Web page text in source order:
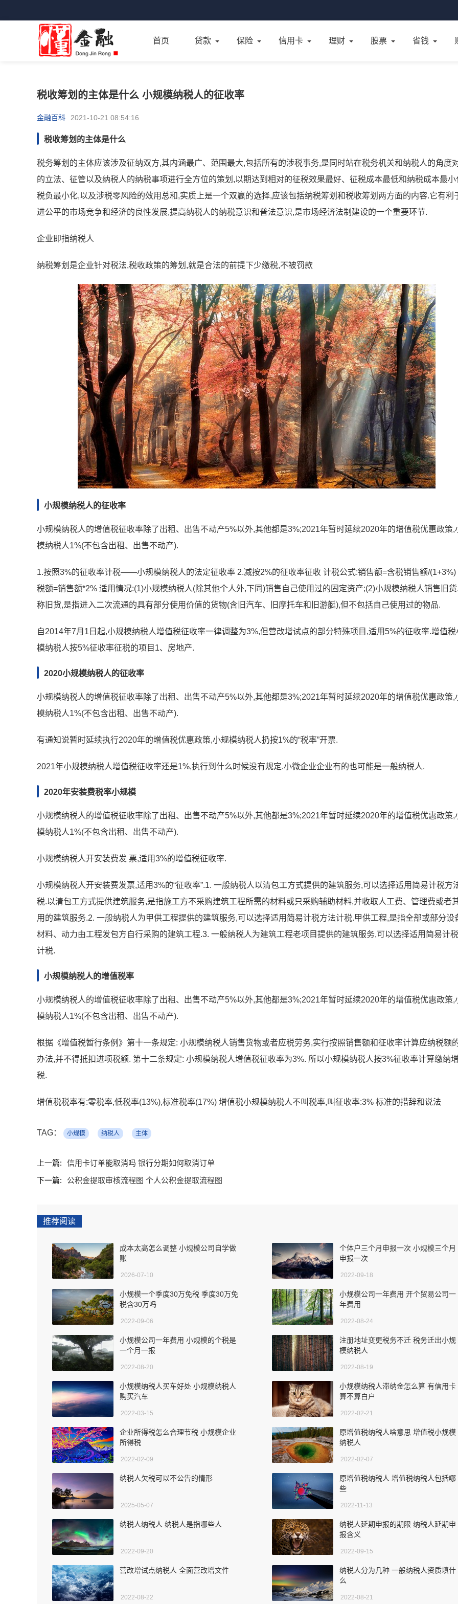
首页 贷款 保险 信用卡 理财 股票 省钱
税收筹划的主体是什么 小规模纳税人的征收率
金融百科 2021-10-21 08:54:16
税收筹划的主体是什么
税务筹划的主体应该涉及征纳双方,其内涵最广、范围最大,包括所有的涉税事务,是同时站在税务机关和纳税人的角度
的立法、征管以及纳税人的纳税事项进行全方位的策划,以期达到相对的征税效果最好、征税成本最低和纳税成本最小
税负最小化,以及涉税零风险的效用总和,实质上是一个双赢的选择,应该包括纳税筹划和税收筹划两方面的内容.它有利
进公平的市场竞争和经济的良性发展,提高纳税人的纳税意识和普法意识,是市场经济法制建设的一个重要环节.
企业即指纳税人
纳税筹划是企业针对税法,税收政策的筹划,就是合法的前提下少缴税,不被罚款
小规模纳税人的征收率
小规模纳税人的增值税征收率除了出租、出售不动产5%以外,其他都是3%;2021年暂时延续2020年的增值税优惠政策,
模纳税人1%(不包含出租、出售不动产).
1.按照3%的征收率计税——小规模纳税人的法定征收率 2.减按2%的征收率征收 计税公式:销售额=含税销售额/(1+3%)
税额=销售额*2% 适用情况:(1)小规模纳税人(除其他个人外,下同)销售自己使用过的固定资产;(2)小规模纳税人销售旧
称旧货,是指进入二次流通的具有部分使用价值的货物(含旧汽车、旧摩托车和旧游艇),但不包括自己使用过的物品.
自2014年7月1日起,小规模纳税人增值税征收率一律调整为3%,但营改增试点的部分特殊项目,适用5%的征收率.增值税
模纳税人按5%征收率征税的项目1、房地产.
2020小规模纳税人的征收率
小规模纳税人的增值税征收率除了出租、出售不动产5%以外,其他都是3%;2021年暂时延续2020年的增值税优惠政策,
模纳税人1%(不包含出租、出售不动产).
有通知说暂时延续执行2020年的增值税优惠政策,小规模纳税人扔按1%的“税率”开票.
2021年小规模纳税人增值税征收率还是1%,执行到什么时候没有规定.小微企业企业有的也可能是一般纳税人.
2020年安装费税率小规模
小规模纳税人的增值税征收率除了出租、出售不动产5%以外,其他都是3%;2021年暂时延续2020年的增值税优惠政策,
模纳税人1%(不包含出租、出售不动产).
小规模纳税人开安装费发 票,适用3%的增值税征收率.
小规模纳税人开安装费发票,适用3%的“征收率”.1. 一般纳税人以清包工方式提供的建筑服务,可以选择适用简易计税方
税.以清包工方式提供建筑服务,是指施工方不采购建筑工程所需的材料或只采购辅助材料,并收取人工费、管理费或者
用的建筑服务.2. 一般纳税人为甲供工程提供的建筑服务,可以选择适用简易计税方法计税.甲供工程,是指全部或部分设
材料、动力由工程发包方自行采购的建筑工程.3. 一般纳税人为建筑工程老项目提供的建筑服务,可以选择适用简易计
计税.
小规模纳税人的增值税率
小规模纳税人的增值税征收率除了出租、出售不动产5%以外,其他都是3%;2021年暂时延续2020年的增值税优惠政策,
模纳税人1%(不包含出租、出售不动产).
根据《增值税暂行条例》第十一条规定: 小规模纳税人销售货物或者应税劳务,实行按照销售额和征收率计算应纳税额
办法,并不得抵扣进项税额. 第十二条规定: 小规模纳税人增值税征收率为3%. 所以小规模纳税人按3%征收率计算缴纳
税.
增值税税率有:零税率,低税率(13%),标准税率(17%) 增值税小规模纳税人不叫税率,叫征收率:3% 标准的措辞和说法
TAG： 小规模 纳税人 主体
上一篇:
信用卡订单能取消吗 银行分期如何取消订单
下一篇:
公积金提取审核流程图 个人公积金提取流程图
推荐阅读
成本太高怎么调整 小规模公司自学做
账
2026-07-10
个体户三个月申报一次 小规模三个月
申报一次
2022-09-18
小规模一个季度30万免税 季度30万免
税含30万吗
2022-09-06
小规模公司一年费用 开个贸易公司一
年费用
2022-08-24
小规模公司一年费用 小规模的个税是
一个月一报
2022-08-20
注册地址变更税务不迁 税务迁出小规
模纳税人
2022-08-19
小规模纳税人买车好处 小规模纳税人
购买汽车
2022-03-15
小规模纳税人滞纳金怎么算 有信用卡
算不算白户
2022-02-21
企业所得税怎么合理节税 小规模企业
所得税
2022-02-09
原增值税纳税人啥意思 增值税小规模
纳税人
2022-02-07
纳税人欠税可以不公告的情形
2025-05-07
原增值税纳税人 增值税纳税人包括哪
些
2022-11-13
纳税人纳税人 纳税人是指哪些人
2022-09-20
纳税人延期申报的期限 纳税人延期申
报含义
2022-09-15
营改增试点纳税人 全面营改增文件
2022-08-22
纳税人分为几种 一般纳税人资质填什
么
2022-08-21